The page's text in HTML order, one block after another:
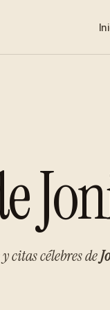
citas célebres de